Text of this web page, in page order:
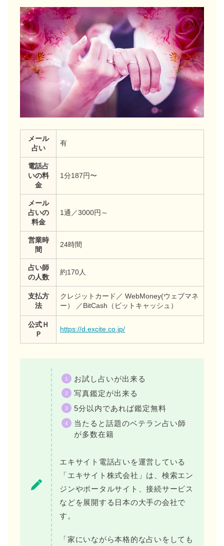
メール
占い
有
電話占
いの料
金
1分187円〜
メール
占いの
料金
1通／3000円～
営業時
間
24時間
占い師
の人数
約170人
支払方
法
クレジットカード／ WebMoney(ウェブマネ
ー） ／BitCash（ビットキャッシュ）
公式Ｈ
Ｐ
https://d.excite.co.jp/
お試し占いが出来る
写真鑑定が出来る
5分以内であれば鑑定無料
当たると話題のベテラン占い師
が多数在籍
エキサイト電話占いを運営している
「エキサイト株式会社」は、検索エン
ジンやポータルサイト、接続サービス
などを展開する日本の大手の会社で
す。
「家にいながら本格的な占いをしても